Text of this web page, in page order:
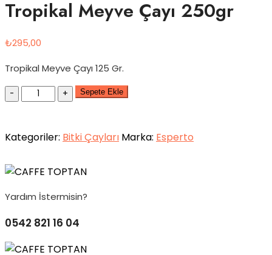
Tropikal Meyve Çayı 250gr
₺295,00
Tropikal Meyve Çayı 125 Gr.
Quantity Sepete Ekle
Kategoriler: Bitki Çayları Marka: Esperto
Yardım İstermisin?
0542 821 16 04